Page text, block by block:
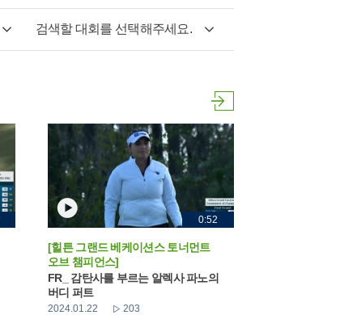
검색할 대회를 선택해주세요.
0:52
[힐튼 그랜드 베케이션스 토너먼트
오브 챔피언스]
FR_ 감탄사를 부르는 알렉사 파노의
버디 퍼트
2024.01.22 203